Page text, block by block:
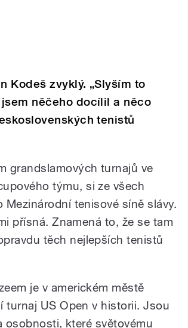
Kodeš zvyklý. „Slyším to
něčeho docílil a něco
tenistů
grandslamových turnajů ve
týmu, si ze všech
Mezinárodní tenisové síně slávy.
přísná. Znamená to, že se tam
těch nejlepších tenistů
je v americkém městě
turnaj US Open v historii. Jsou
osobnosti, které světovému